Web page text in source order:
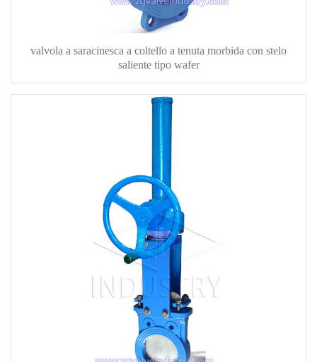
valvola a saracinesca a coltello a tenuta morbida con stelo
saliente tipo wafer